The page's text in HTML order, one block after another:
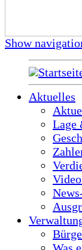
Show
Aktuelles
Lage